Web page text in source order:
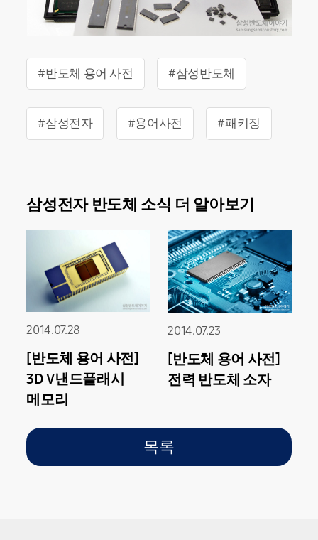
#반도체 용어 사전 #삼성반도체
#삼성전자 #용어사전 #패키징
삼성전자 반도체 소식 더 알아보기
2014.07.28
[반도체 용어 사전]
3D V낸드플래시
메모리
2014.07.23
[반도체 용어 사전]
전력 반도체 소자
목록